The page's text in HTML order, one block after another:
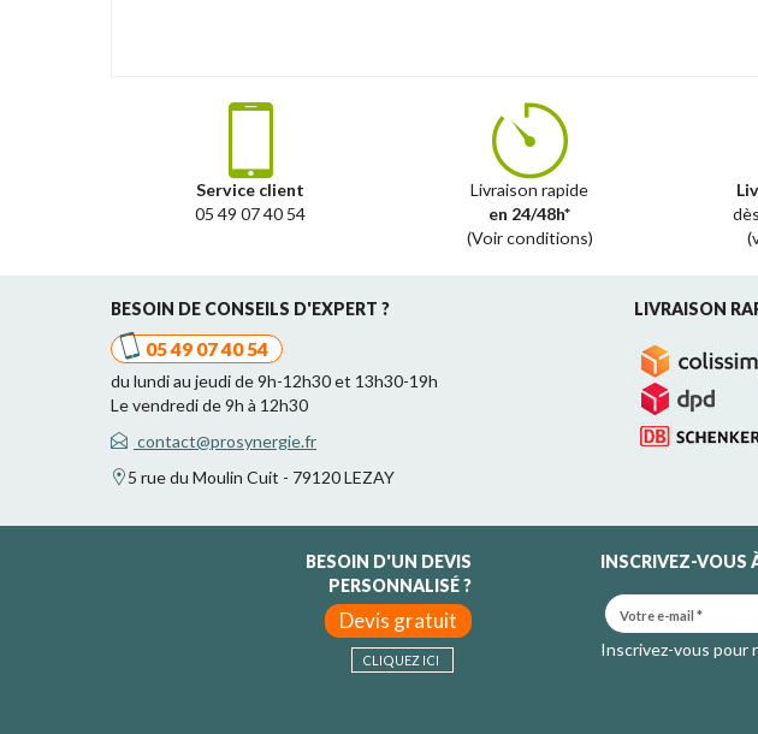
Service client
05 49 07 40 54
Livraison rapide
en 24/48h*
(Voir conditions)
BESOIN DE CONSEILS D'EXPERT ?
05 49 07 40 54
du lundi au jeudi de 9h-12h30 et 13h30-19h
Le vendredi de 9h à 12h30
contact@prosynergie.fr
5 rue du Moulin Cuit - 79120 LEZAY
LIVRAISON
BESOIN D'UN DEVIS
PERSONNALISÉ ?
Devis gratuit
CLIQUEZ ICI
INSCRIVEZ-VOUS
Inscrivez-vous pour